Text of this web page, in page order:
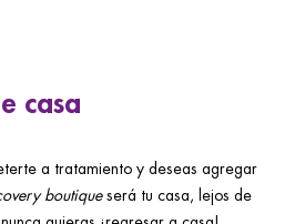
casa
a tratamiento y deseas agregar
boutiqueserá tu casa, lejos de